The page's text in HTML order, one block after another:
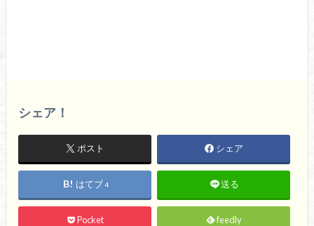
シェア！
ポスト シェア
はてブ4 送る
Pocket feedly